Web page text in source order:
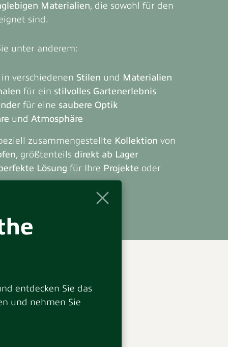
entdecken Sie das
und nehmen Sie
Materialien, die sowohl für den
sind.
unter anderem:
verschiedenen Stilen und Materialien
für ein stilvolles Gartenerlebnis
für eine saubere Optik
undAtmosphäre
zusammengestellte Kollektion von
, größtenteilsdirekt ab Lager
Lösung für Ihre Projekte oder